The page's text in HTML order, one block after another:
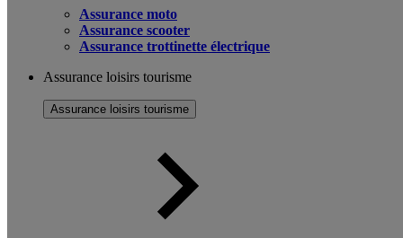
Assurance moto
Assurance scooter
Assurance trottinette électrique
Assurance loisirs tourisme
Assurance loisirs tourisme